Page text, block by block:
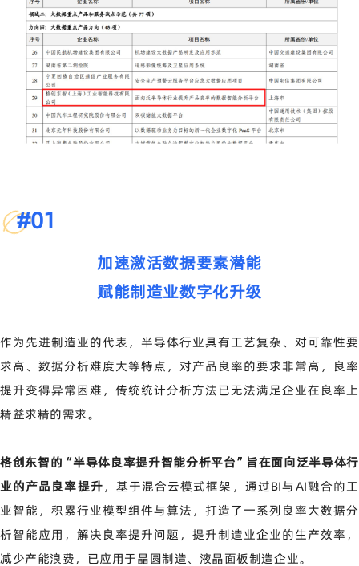
#01
加速激活数据要素潜能
赋能制造业数字化升级
作为先进制造业的代表，半导体行业具有工艺复杂、对可靠性要
求高、数据分析难度大等特点，对产品良率的要求非常高，良率
提升变得异常困难，传统统计分析方法已无法满足企业在良率上
精益求精的需求。
格创东智的“半导体良率提升智能分析平台”旨在面向泛半导体行
业的产品良率提升，基于混合云模式框架，通过BI与AI融合的工
业智能，积累行业模型组件与算法，打造了一系列良率大数据分
析智能应用，解决良率提升问题，提升制造业企业的生产效率，
减少产能浪费，已应用于晶圆制造、液晶面板制造企业。